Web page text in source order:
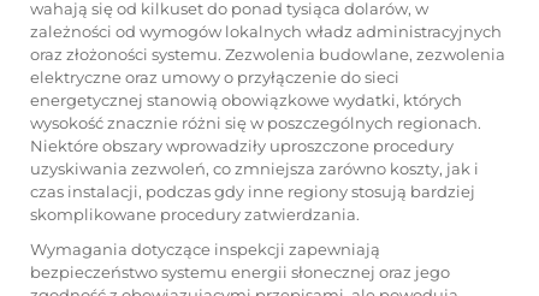
wahają się od kilkuset do ponad tysiąca dolarów, w
zależności od wymogów lokalnych władz administracyjnych
oraz złożoności systemu. Zezwolenia budowlane, zezwolenia
elektryczne oraz umowy o przyłączenie do sieci
energetycznej stanowią obowiązkowe wydatki, których
wysokość znacznie różni się w poszczególnych regionach.
Niektóre obszary wprowadziły uproszczone procedury
uzyskiwania zezwoleń, co zmniejsza zarówno koszty, jak i
czas instalacji, podczas gdy inne regiony stosują bardziej
skomplikowane procedury zatwierdzania.
Wymagania dotyczące inspekcji zapewniają
bezpieczeństwo systemu energii słonecznej oraz jego